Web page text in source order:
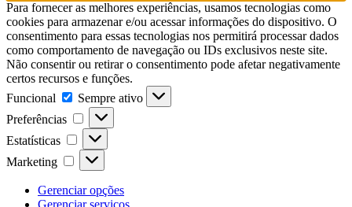
Para fornecer as melhores experiências, usamos tecnologias como
cookies para armazenar e/ou acessar informações do dispositivo. O
consentimento para essas tecnologias nos permitirá processar dados
como comportamento de navegação ou IDs exclusivos neste site.
Não consentir ou retirar o consentimento pode afetar negativamente
certos recursos e funções.
Funcional
Funcional
Sempre ativo
Preferências
Preferências
Estatísticas Estatísticas
Marketing Marketing
Gerenciar opções